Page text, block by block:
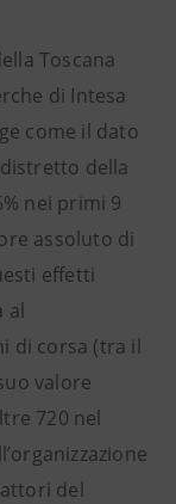
Toscana
di Intesa
come il dato
della
nei primi 9
assoluto di
effetti
al
di corsa (tra il
valore
720 nel
del